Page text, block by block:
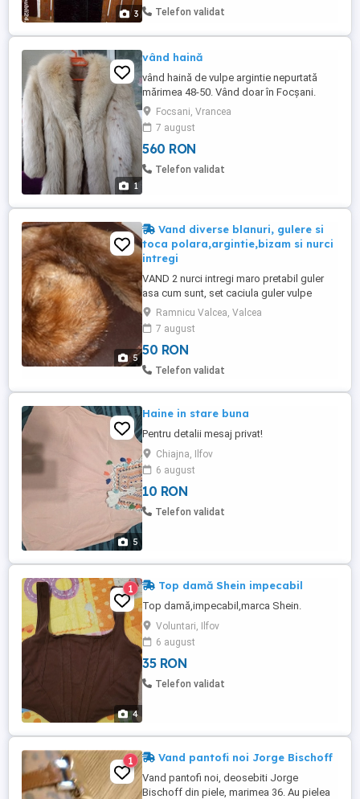
3
niciodata. La atingere ea este moale,
cumparata din ...
Telefon validat
1
vând haină
vând haină de vulpe argintie nepurtată
mărimea 48-50. Vând doar în Focșani.
Focsani, Vrancea
7 august
560 RON
Telefon validat
5
Vand diverse blanuri, gulere si
toca polara,argintie,bizam si nurci
intregi
VAND 2 nurci intregi maro pretabil guler
asa cum sunt, set caciula guler vulpe
polara, vulpe argintie, bizam putin folosite
in familie.. PRET 50 Ron buc Toate ce se
regasesc in pozele afisate pret total 250
Separat Geanta voiaj pt blanuri perioada
interbelica 250 Ron Cutia lemn perioada
Ramnicu Valcea, Valcea
7 august
50 RON
Telefon validat
5
Haine in stare buna
Pentru detalii mesaj privat!
Chiajna, Ilfov
6 august
10 RON
Telefon validat
4
1 Top damă Shein impecabil
Top damă,impecabil,marca Shein.
Voluntari, Ilfov
6 august
35 RON
Telefon validat
1 Vand pantofi noi Jorge Bischoff
Vand pantofi noi, deosebiti Jorge
Bischoff din piele, marimea 36. Au pielea